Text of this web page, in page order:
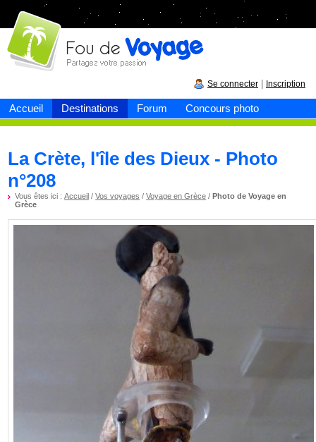
Accueil Destinations Forum Concours photo
Fou devoyage
Se connecter Inscription
La Crète, l'île des Dieux - Photo
n°208
Vous êtes ici :Accueil /Vos voyages /Voyage en Grèce /Photo de Voyage en
Grèce